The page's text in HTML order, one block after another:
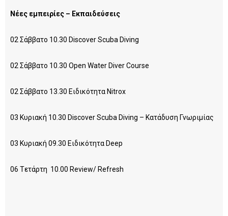
Νέες εμπειρίες – Εκπαιδεύσεις
02 Σάββατο 10.30 Discover Scuba Diving
02 Σάββατο 10.30 Οpen Water Diver Course
02 Σάββατο 13.30 Ειδικότητα Nitrox
03 Κυριακή 10.30 Discover Scuba Diving – Κατάδυση Γνωριμίας
03 Kυριακή 09.30 Ειδικότητα Deep
06 Tετάρτη 10.00 Review/ Refresh